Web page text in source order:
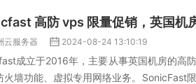
高防 vps 限量促销，英国机
云服务器 2024-08-24 13:10:19
成立于2016年，主要从事英国机房的高
火墙功能、虚拟专用网络业务。SonicFast